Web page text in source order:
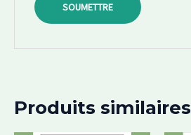
Produits similaires